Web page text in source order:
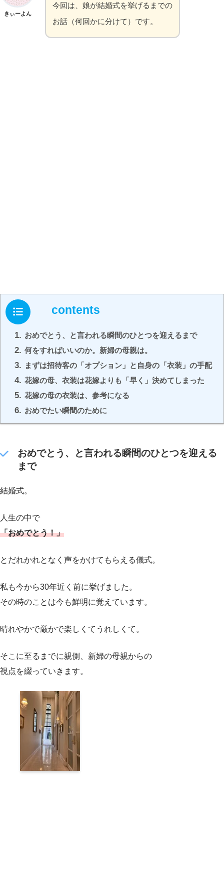
きぃーよん
今回は、娘が結婚式を挙げるまでの
お話（何回かに分けて）です。
contents
1. おめでとう、と言われる瞬間のひとつを迎えるまで
2. 何をすればいいのか。新婦の母親は。
3. まずは招待客の「オプション」と自身の「衣装」の手配
4. 花嫁の母、衣装は花嫁よりも「早く」決めてしまった
5. 花嫁の母の衣装は、参考になる
6. おめでたい瞬間のために
おめでとう、と言われる瞬間のひとつを迎える
まで
結婚式。
人生の中で
「おめでとう！」
とだれかれとなく声をかけてもらえる儀式。
私も今から30年近く前に挙げました。
その時のことは今も鮮明に覚えています。
晴れやかで厳かで楽しくてうれしくて。
そこに至るまでに親側、新婦の母親からの
視点を綴っていきます。